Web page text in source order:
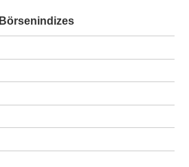
Börsenindizes